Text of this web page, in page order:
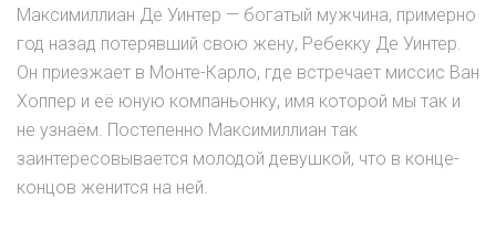
Максимиллиан Де Уинтер — богатый мужчина, примерно
год назад потерявший свою жену, Ребекку Де Уинтер.
Он приезжает в Монте-Карло, где встречает миссис Ван
Хоппер и её юную компаньонку, имя которой мы так и
не узнаём. Постепенно Максимиллиан так
заинтересовывается молодой девушкой, что в конце-
концов женится на ней.